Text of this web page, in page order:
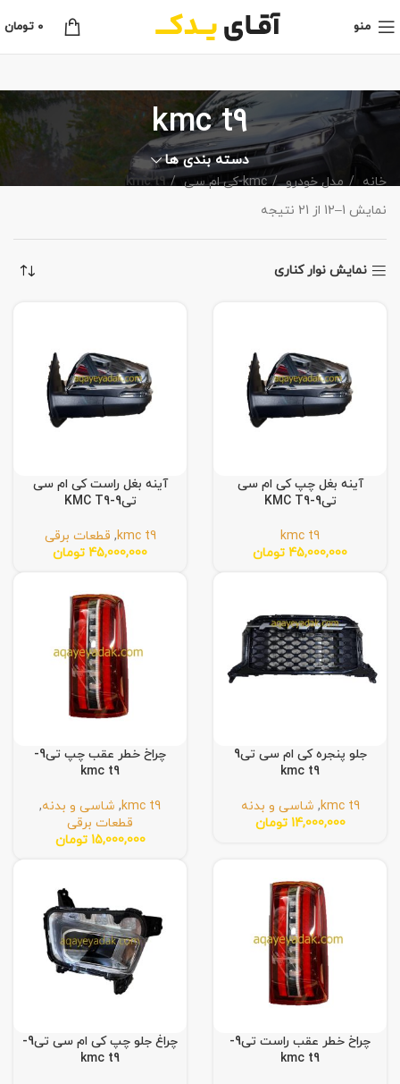
منو 0 تومان
kmc t9
دسته بندی ها
خانه مدل خودرو kmc-کی ام سی
kmc t9
نمایش 1–12 از 21 نتیجه
نمایش نوار کناری
آینه بغل چپ کی ام سی
تی9-KMC T9
kmc t9
45,000,000 تومان
آینه بغل راست کی ام سی
تی9-KMC T9
kmc t9
, قطعات برقی
45,000,000 تومان
جلو پنجره کی ام سی تی9
kmc t9
kmc t9
, شاسی و بدنه
14,000,000 تومان
چراخ خطر عقب چپ تی9-
kmc t9
kmc t9
, شاسی و بدنه,
قطعات برقی
15,000,000 تومان
چراخ خطر عقب راست تی9-
kmc t9
چراغ جلو چپ کی ام سی تی9-
kmc t9